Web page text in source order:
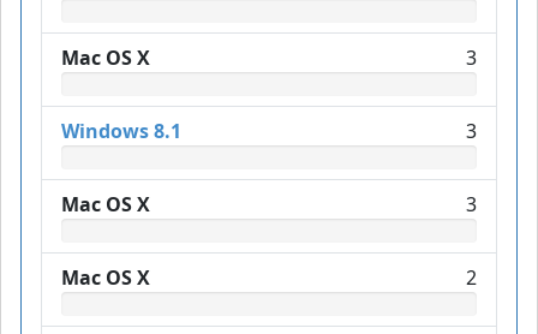
Mac OS X 3
Windows 8.1 3
Mac OS X 3
Mac OS X 2